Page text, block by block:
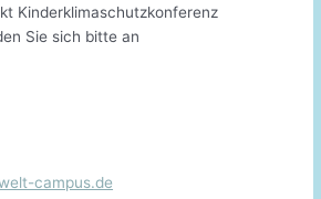
Kinderklimaschutzkonferenz
Sie sich bitte an
campus.de